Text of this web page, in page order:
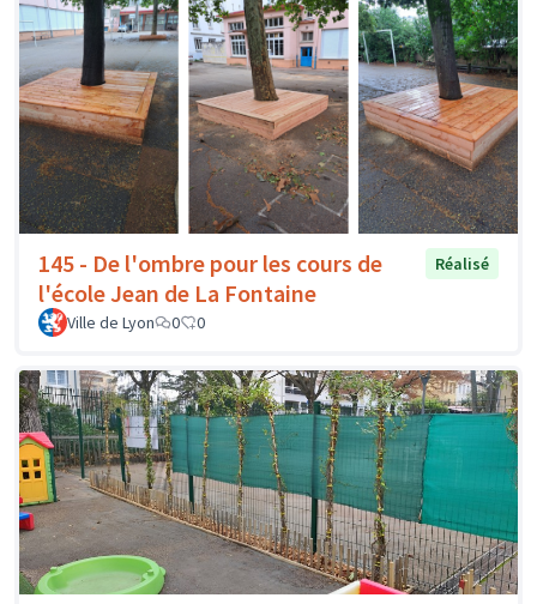
145 - De l'ombre pour les cours de
l'école Jean de La Fontaine
Réalisé
Ville de Lyon 0 0